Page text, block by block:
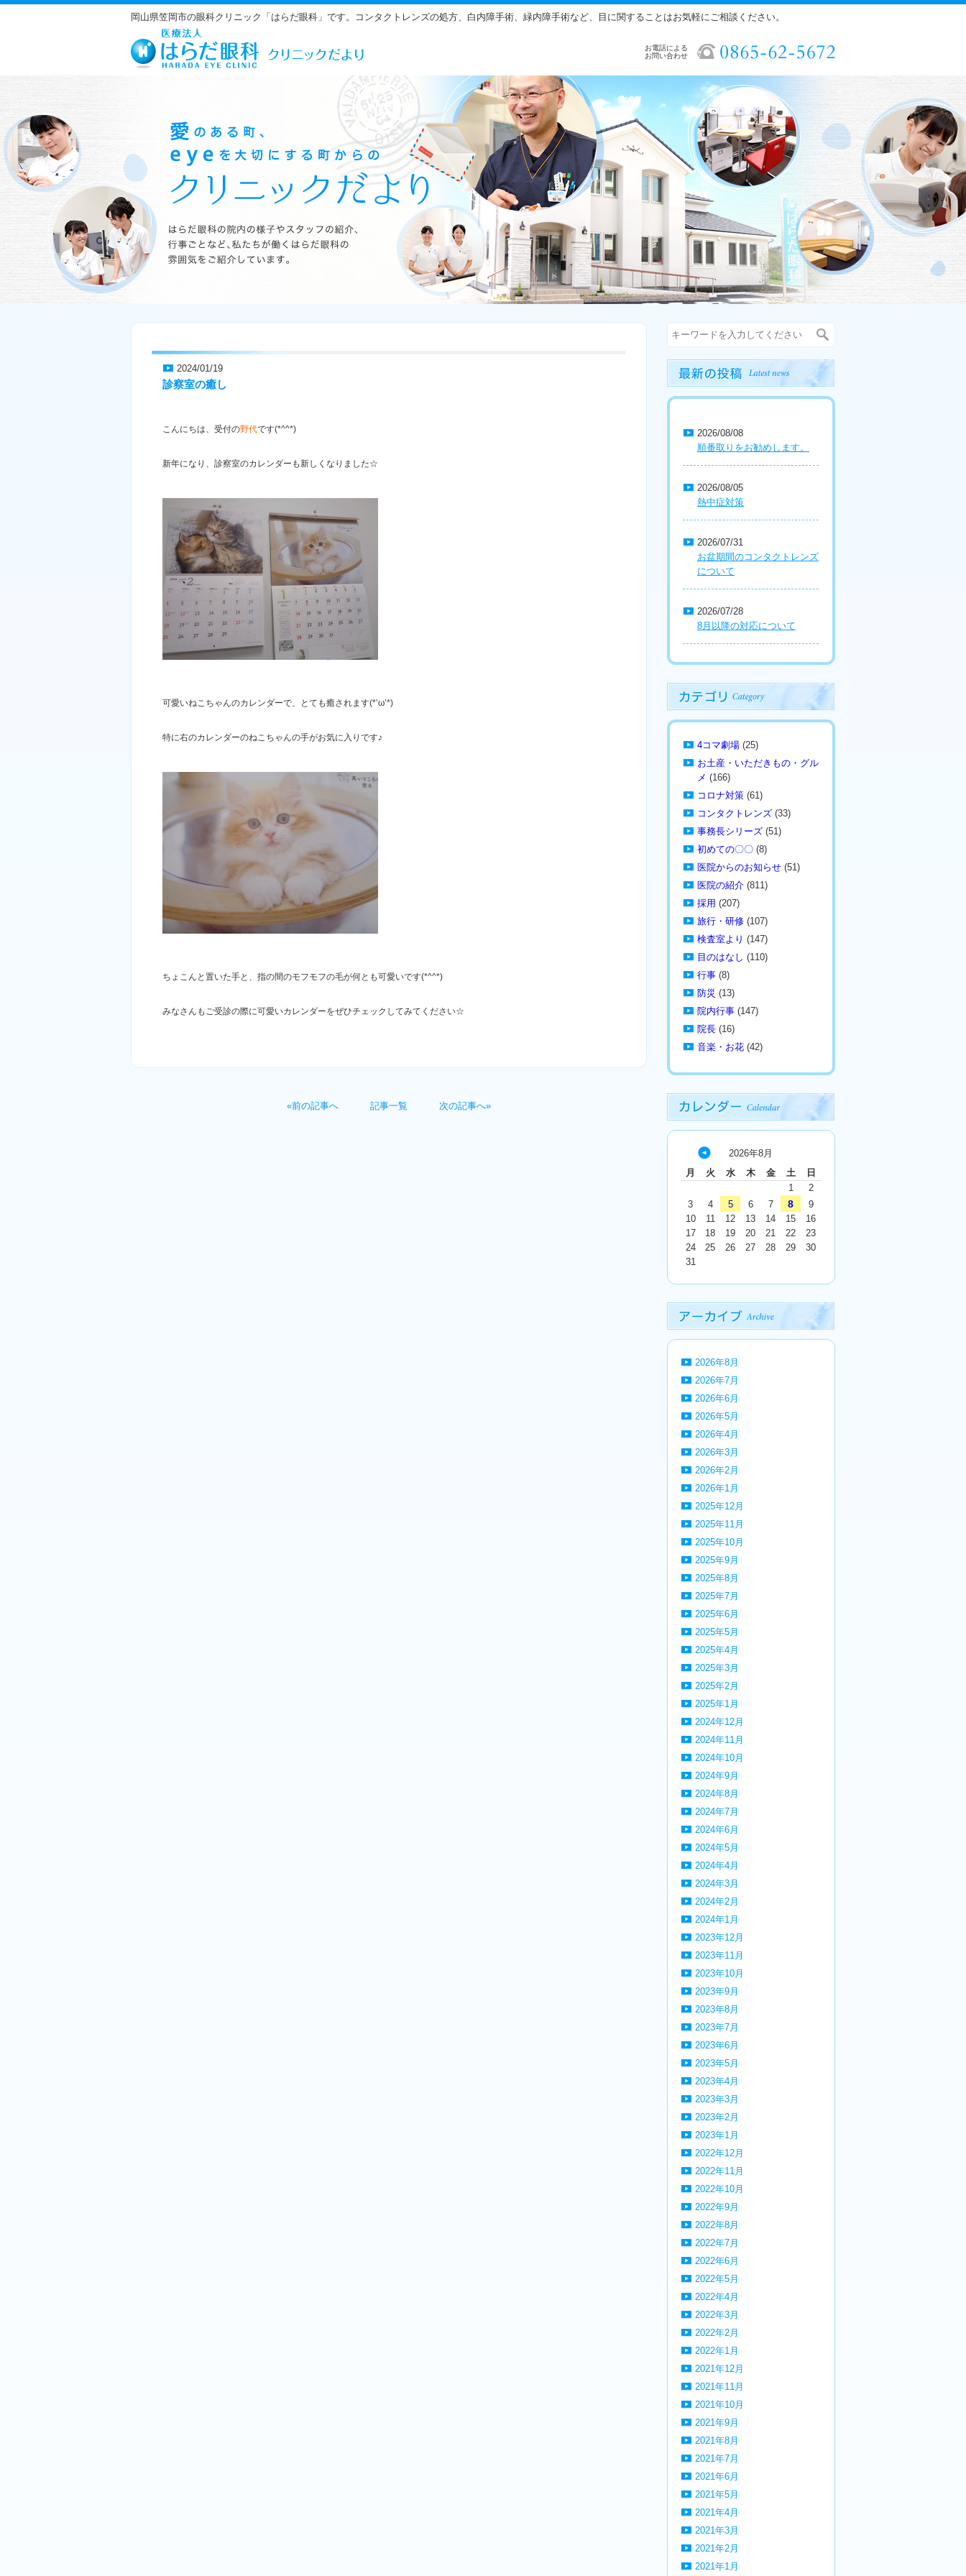
岡山県笠岡市の眼科クリニック「はらだ眼科」です。コンタクトレンズの処方、白内障手術、緑内障手術など、目に関することはお気軽にご相談ください。
お電話による
お問い合わせ
2024/01/19
診察室の癒し
こんにちは、受付の野代です(*^^*)
新年になり、診察室のカレンダーも新しくなりました☆
可愛いねこちゃんのカレンダーで、とても癒されます(*’ω’*)
特に右のカレンダーのねこちゃんの手がお気に入りです♪
ちょこんと置いた手と、指の間のモフモフの毛が何とも可愛いです(*^^*)
みなさんもご受診の際に可愛いカレンダーをぜひチェックしてみてください☆
«前の記事へ 記事一覧 次の記事へ»
2026/08/08
順番取りをお勧めします。
2026/08/05
熱中症対策
2026/07/31
お盆期間のコンタクトレンズ
について
2026/07/28
8月以降の対応について
4コマ劇場 (25)
お土産・いただきもの・グル
メ (166)
コロナ対策 (61)
コンタクトレンズ (33)
事務長シリーズ (51)
初めての〇〇 (8)
医院からのお知らせ (51)
医院の紹介 (811)
採用 (207)
旅行・研修 (107)
検査室より (147)
目のはなし (110)
行事 (8)
防災 (13)
院内行事 (147)
院長 (16)
音楽・お花 (42)
2026年8月
月
火 水 木 金 土 日
« 7
月
1
2
3
4 5 6 7 8
9
10
11 12 13 14 15
16
17
18 19 20 21 22
23
24
25 26 27 28 29
30
31
2026年8月
2026年7月
2026年6月
2026年5月
2026年4月
2026年3月
2026年2月
2026年1月
2025年12月
2025年11月
2025年10月
2025年9月
2025年8月
2025年7月
2025年6月
2025年5月
2025年4月
2025年3月
2025年2月
2025年1月
2024年12月
2024年11月
2024年10月
2024年9月
2024年8月
2024年7月
2024年6月
2024年5月
2024年4月
2024年3月
2024年2月
2024年1月
2023年12月
2023年11月
2023年10月
2023年9月
2023年8月
2023年7月
2023年6月
2023年5月
2023年4月
2023年3月
2023年2月
2023年1月
2022年12月
2022年11月
2022年10月
2022年9月
2022年8月
2022年7月
2022年6月
2022年5月
2022年4月
2022年3月
2022年2月
2022年1月
2021年12月
2021年11月
2021年10月
2021年9月
2021年8月
2021年7月
2021年6月
2021年5月
2021年4月
2021年3月
2021年2月
2021年1月